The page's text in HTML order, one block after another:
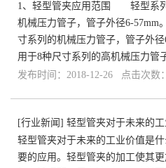
1、轻型管夹应用范围 轻型系
机械压力管子，管子外径6-
寸系列的机械压力管子，管子
用于8种尺寸系列的高机械压力管
发布时间：2018-12-26 点击次数
[行业新闻 ] 轻型管夹对于未来的工
轻型管夹对于未来的工业价值是
要的应用。轻型管夹的加工使其